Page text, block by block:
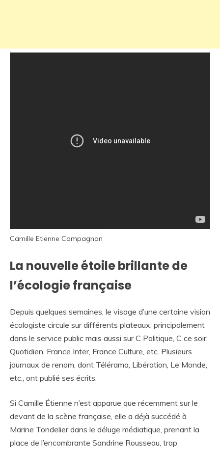
Camille Etienne Compagnon
La nouvelle étoile brillante de
l’écologie française
Depuis quelques semaines, le visage d’une certaine vision
écologiste circule sur différents plateaux, principalement
dans le service public mais aussi sur C Politique, C ce soir,
Quotidien, France Inter, France Culture, etc. Plusieurs
journaux de renom, dont Télérama, Libération, Le Monde,
etc., ont publié ses écrits.
Si Camille Étienne n’est apparue que récemment sur le
devant de la scène française, elle a déjà succédé à
Marine Tondelier dans le déluge médiatique, prenant la
place de l’encombrante Sandrine Rousseau, trop